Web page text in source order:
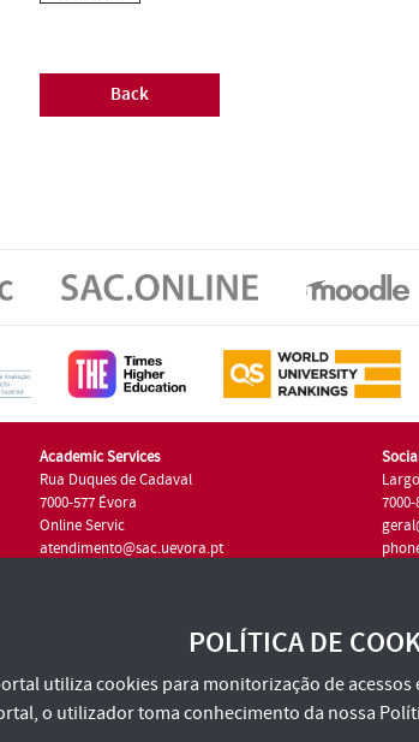
Back
Academic Services
Rua Duques de Cadaval
7000-577 Évora
Online Servic
atendimento@sac.uevora.pt
POLÍTICA DE
utiliza cookies para monitorização de
o utilizador toma conhecimento da nossa